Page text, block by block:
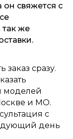
он свяжется с
же
заказ сразу.
моделей
и МО.
с
день